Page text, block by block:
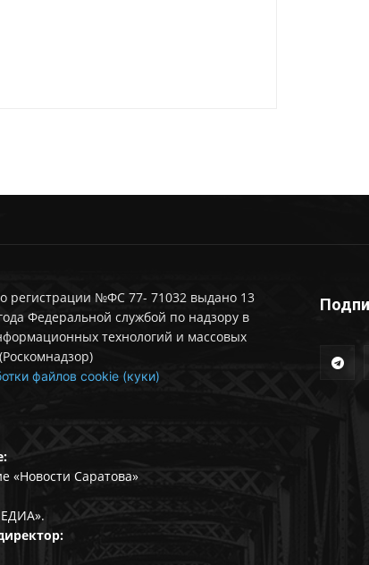
регистрации №ФС 77- 71032 выдано 13
Федеральной службой по надзору в
технологий и массовых
файлов cookie (куки)
«Новости Саратова»